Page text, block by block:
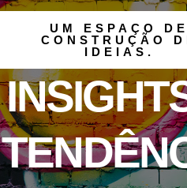
UM ESPAÇO DE
CONSTRUÇÃO
IDEIAS.